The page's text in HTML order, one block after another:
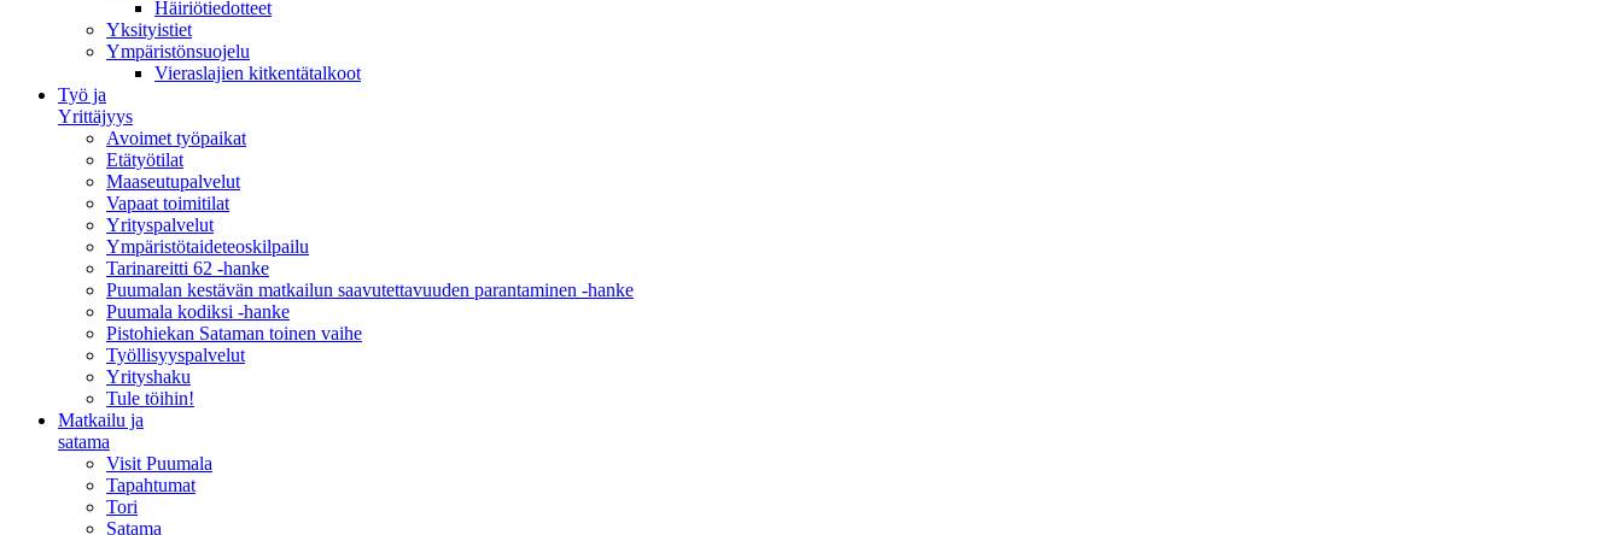
Häiriötiedotteet
Yksityistiet
Ympäristönsuojelu
Vieraslajien kitkentätalkoot
Työ ja
Yrittäjyys
Avoimet työpaikat
Etätyötilat
Maaseutupalvelut
Vapaat toimitilat
Yrityspalvelut
Ympäristötaideteoskilpailu
Tarinareitti 62 -hanke
Puumalan kestävän matkailun saavutettavuuden parantaminen -hanke
Puumala kodiksi -hanke
Pistohiekan Sataman toinen vaihe
Työllisyyspalvelut
Yrityshaku
Tule töihin!
Matkailu ja
satama
Visit Puumala
Tapahtumat
Tori
Satama